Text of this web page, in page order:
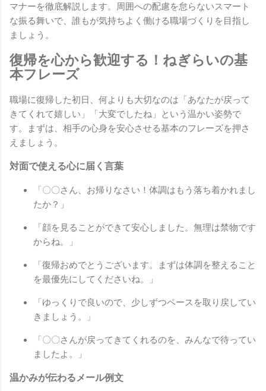
マナーを徹底解説します。周囲への配慮を怠らないスマート
な振る舞いで、誰もが気持ちよく働ける職場づくりを目指し
ましょう。
復帰を心から歓迎する！ねぎらいの基
本フレーズ
職場に復帰した初日、何よりも大切なのは「あなたが戻って
きてくれて嬉しい」「大変でしたね」という温かい姿勢で
す。まずは、相手の心身を安心させる基本のフレーズを押さ
えましょう。
対面で使える心に届く言葉
「〇〇さん、お帰りなさい！体調はもう落ち着かれまし
たか？」
「顔を見ることができて安心しました。無理は禁物です
からね。」
「復帰おめでとうございます。まずは体調を整えること
を最優先にしてくださいね。」
「ゆっくりで良いので、少しずつペースを取り戻してい
きましょう。」
「〇〇さんが戻ってきてくれるのを、みんなで待ってい
ましたよ。」
温かみが伝わるメール例文